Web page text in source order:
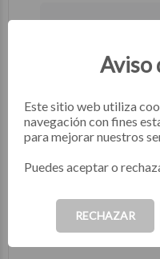
PROVINCIA *
LOCALIDAD *
E-MAIL *
Aviso
Este sitio web utiliza
navegación con fines
para mejorar nuestros
Puedes aceptar o
RECHAZAR